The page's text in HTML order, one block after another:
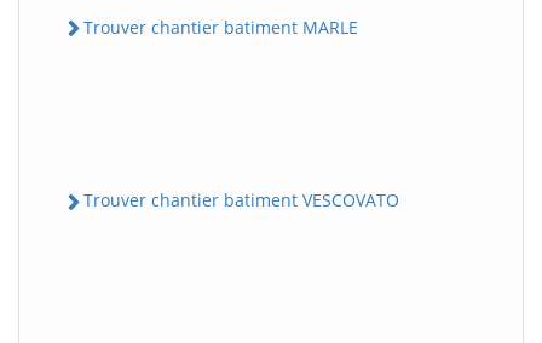
Trouver chantier batiment MARLE
Trouver chantier batiment VESCOVATO